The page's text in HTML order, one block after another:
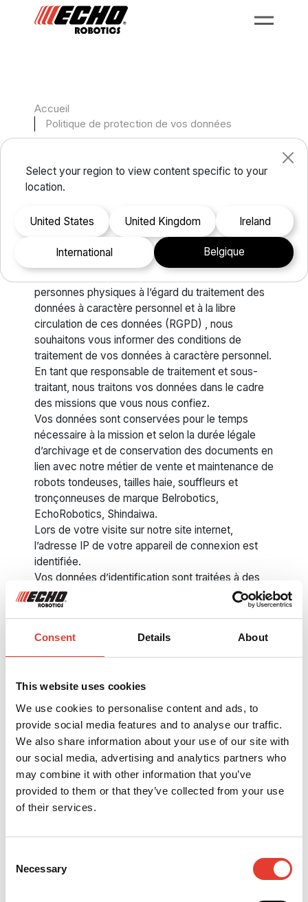
Consent Details About
This website uses cookies
We use cookies to personalise content and ads, to
provide social media features and to analyse our traffic.
We also share information about your use of our site with
our social media, advertising and analytics partners who
may combine it with other information that you’ve
provided to them or that they’ve collected from your use
of their services.
Selection
Necessary
Accueil
Politique de protection de vos données
Politique de protection
de vos données
Conformément aux dispositions du Règlement
(UE) 2016/679 du Parlement européen et du
personnes physiques à l’égard du traitement des
données à caractère personnel et à la libre
circulation de ces données (RGPD) , nous
souhaitons vous informer des conditions de
traitement de vos données à caractère personnel.
En tant que responsable de traitement et sous-
traitant, nous traitons vos données dans le cadre
des missions que vous nous confiez.
Vos données sont conservées pour le temps
nécessaire à la mission et selon la durée légale
d’archivage et de conservation des documents en
lien avec notre métier de vente et maintenance de
robots tondeuses, tailles haie, souffleurs et
tronçonneuses de marque Belrobotics,
EchoRobotics, Shindaiwa.
Lors de votre visite sur notre site internet,
l’adresse IP de votre appareil de connexion est
identifiée.
Vos données d’identification sont traitées à des
fins d’enregistrement et de contrôle de votre
identité, de prévention éventuelle contre les virus,
de statistiques et d’amélioration de notre site web.
Lorsque vous remplissez le formulaire de contact,
https://www.echorobotics.com/
sont traitées dans le cadre de la gestion des
requêtes, questions, actions d’amélioration.
À tout moment, vous avez le droit d’accéder sans
frais aux informations que nous détenons sur
vous, de les mettre à jour ou de les corriger, de
les supprimer ou d’en demander le transfert.
Pour ce faire vous devez prendre contact avec le
responsable de traitement de notre sociétévia
techniques et organisationnelles appropriées pour
assurer la protection de vos données à caractère
Select your region to view content specific to your
location.
United States United Kingdom Ireland
international Belgique